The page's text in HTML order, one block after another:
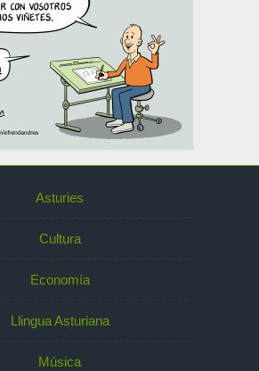
Asturies
Cultura
Economía
Llingua Asturiana
Música